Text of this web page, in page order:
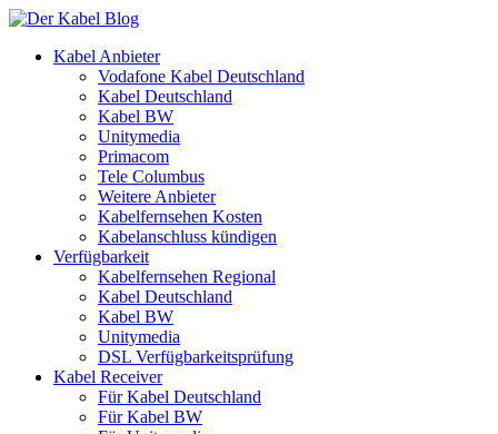
Kabel Anbieter
Vodafone Kabel Deutschland
Kabel Deutschland
Kabel BW
Unitymedia
Primacom
Tele Columbus
Weitere Anbieter
Kabelfernsehen Kosten
Kabelanschluss kündigen
Verfügbarkeit
Kabelfernsehen Regional
Kabel Deutschland
Kabel BW
Unitymedia
DSL Verfügbarkeitsprüfung
Kabel Receiver
Für Kabel Deutschland
Für Kabel BW